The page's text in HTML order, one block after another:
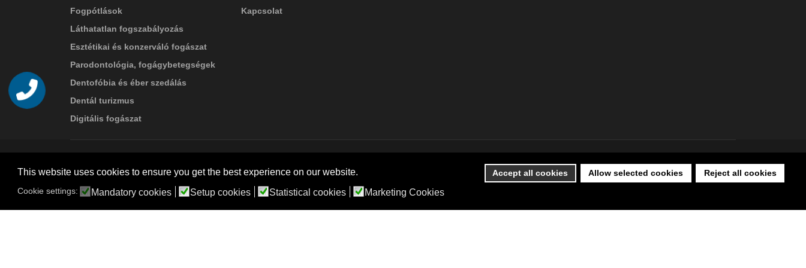
This website uses cookies to ensure you get the best experience on our website. Reject all cookies
Allow selected cookies
Accept all cookies
Cookie settings:
Mandatory cookies Setup cookies Statistical cookies Marketing Cookies
Fogpótlások
Láthatatlan fogszabályozás
Esztétikai és konzerváló fogászat
Parodontológia, fogágybetegségek
Dentofóbia és éber szedálás
Dentál turizmus
Digitális fogászat
Kapcsolat
Akadálymentesítési nyilatkozat
Telefon